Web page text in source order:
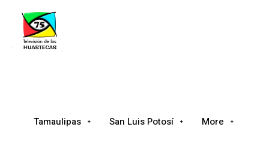
Tamaulipas San Luis Potosí More